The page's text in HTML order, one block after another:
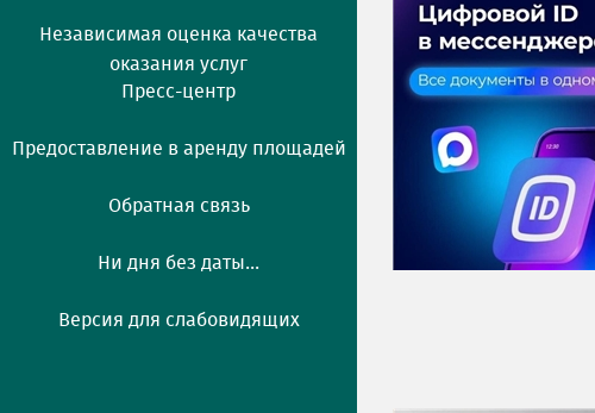
Независимая оценка качества
оказания услуг
Пресс-центр
Предоставление в аренду площадей
Обратная связь
Ни дня без даты...
Версия для слабовидящих